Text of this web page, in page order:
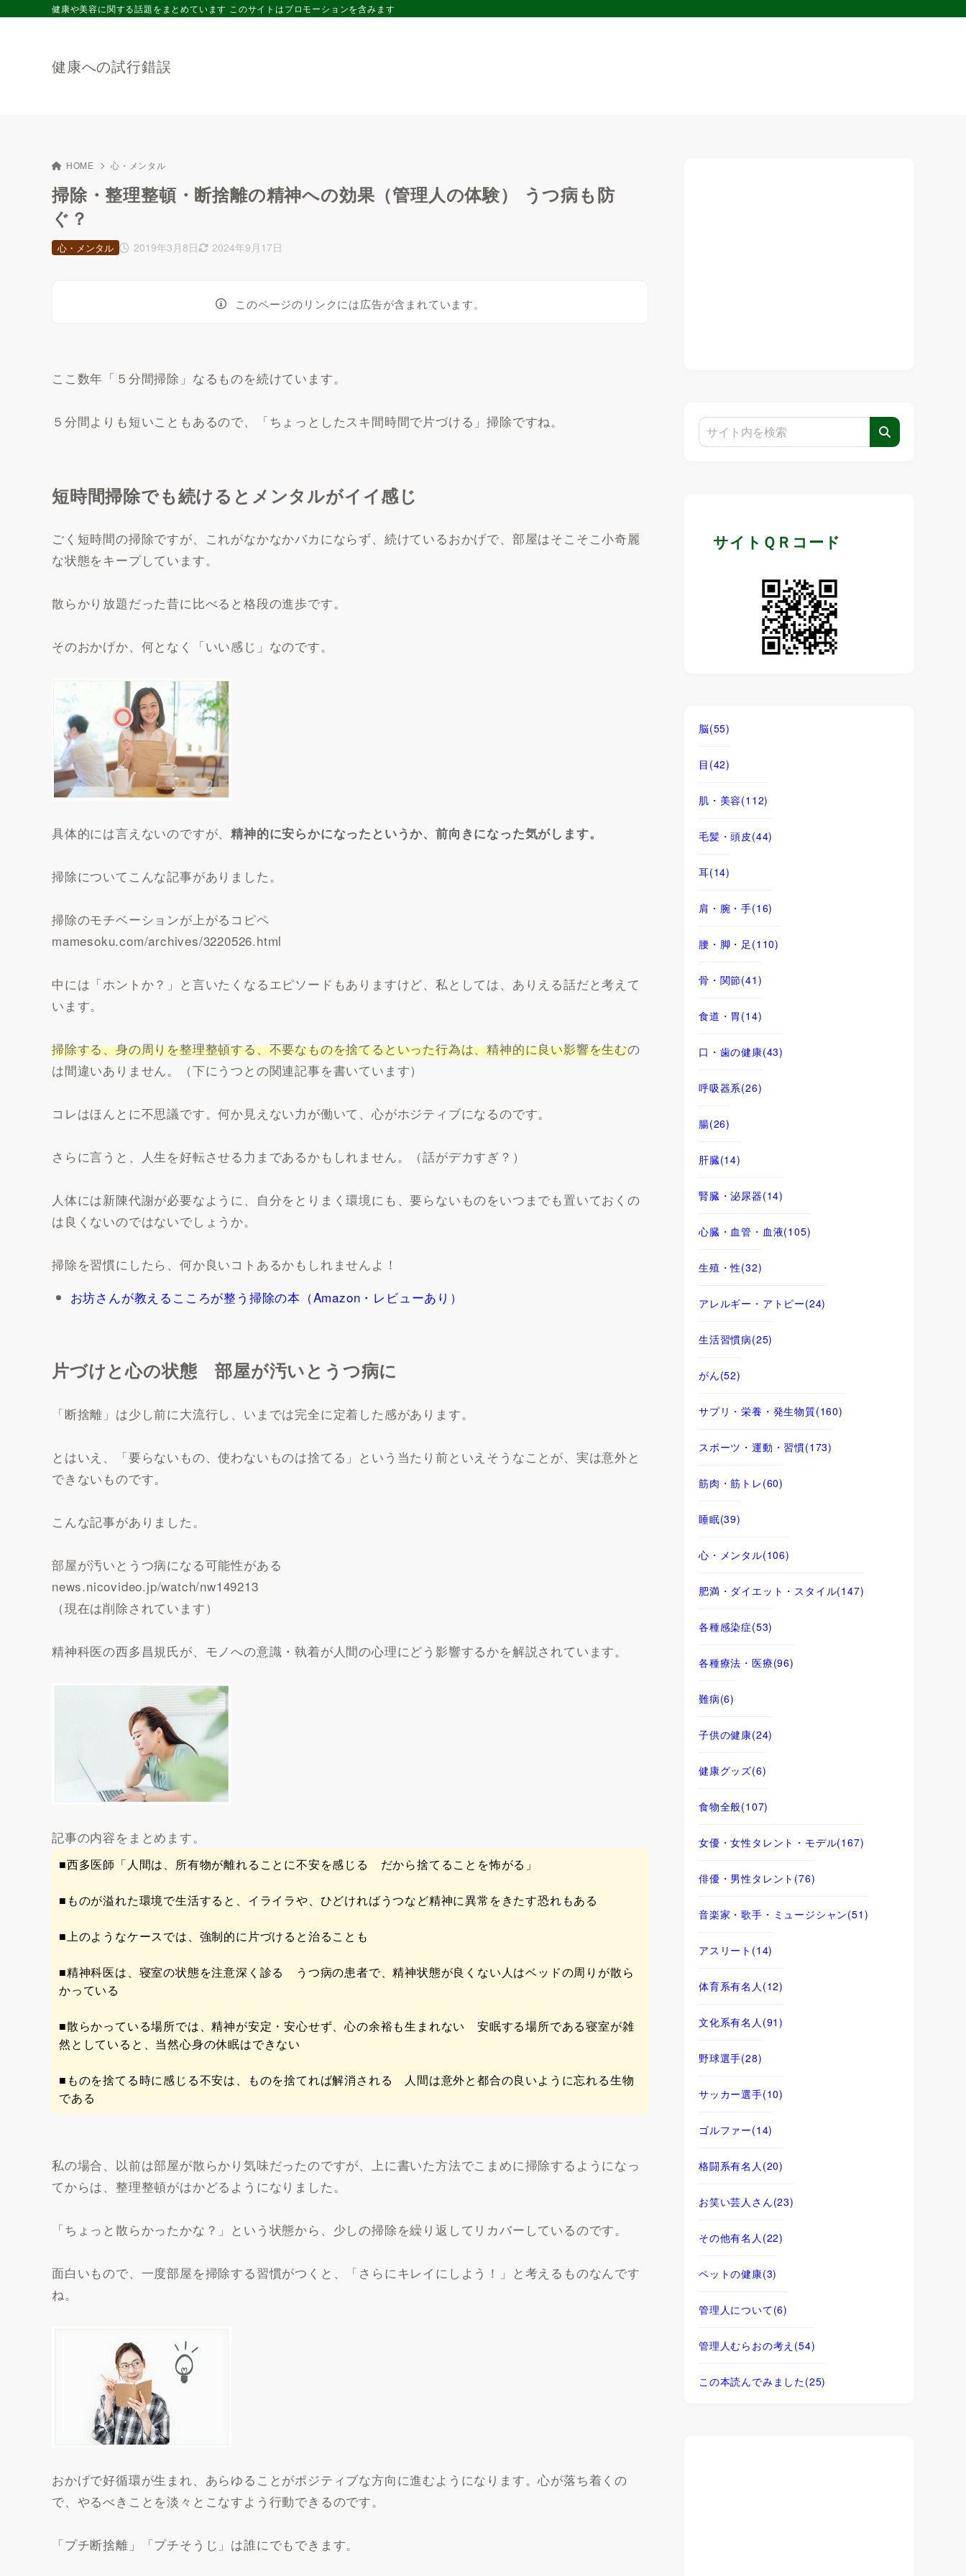
健康への試行錯誤
健康や美容に関する話題をまとめています このサイトはプロモーションを含みます
HOME 心・メンタル
掃除・整理整頓・断捨離の精神への効果（管理人の体験） うつ病も防
ぐ？
2019年3月8日 2024年9月17日
心・メンタル
このページのリンクには広告が含まれています。
ここ数年「５分間掃除」なるものを続けています。
５分間よりも短いこともあるので、「ちょっとしたスキ間時間で片づける」掃除ですね。
短時間掃除でも続けるとメンタルがイイ感じ
ごく短時間の掃除ですが、これがなかなかバカにならず、続けているおかげで、部屋はそこそこ小奇麗
な状態をキープしています。
散らかり放題だった昔に比べると格段の進歩です。
そのおかげか、何となく「いい感じ」なのです。
具体的には言えないのですが、精神的に安らかになったというか、前向きになった気がします。
掃除についてこんな記事がありました。
掃除のモチベーションが上がるコピペ
mamesoku.com/archives/3220526.html
中には「ホントか？」と言いたくなるエピソードもありますけど、私としては、ありえる話だと考えて
います。
掃除する、身の周りを整理整頓する、不要なものを捨てるといった行為は、精神的に良い影響を生むの
は間違いありません。（下にうつとの関連記事を書いています）
コレはほんとに不思議です。何か見えない力が働いて、心がホジティブになるのです。
さらに言うと、人生を好転させる力まであるかもしれません。（話がデカすぎ？）
人体には新陳代謝が必要なように、自分をとりまく環境にも、要らないものをいつまでも置いておくの
は良くないのではないでしょうか。
掃除を習慣にしたら、何か良いコトあるかもしれませんよ！
お坊さんが教えるこころが整う掃除の本（Amazon・レビューあり）
片づけと心の状態 部屋が汚いとうつ病に
「断捨離」は少し前に大流行し、いまでは完全に定着した感があります。
とはいえ、「要らないもの、使わないものは捨てる」という当たり前といえそうなことが、実は意外と
できないものです。
こんな記事がありました。
部屋が汚いとうつ病になる可能性がある
news.nicovideo.jp/watch/nw149213
（現在は削除されています）
精神科医の西多昌規氏が、モノへの意識・執着が人間の心理にどう影響するかを解説されています。
記事の内容をまとめます。
■西多医師「人間は、所有物が離れることに不安を感じる だから捨てることを怖がる」
■ものが溢れた環境で生活すると、イライラや、ひどければうつなど精神に異常をきたす恐れもある
■上のようなケースでは、強制的に片づけると治ることも
■精神科医は、寝室の状態を注意深く診る うつ病の患者で、精神状態が良くない人はベッドの周りが散ら
かっている
■散らかっている場所では、精神が安定・安心せず、心の余裕も生まれない 安眠する場所である寝室が雑
然としていると、当然心身の休眠はできない
■ものを捨てる時に感じる不安は、ものを捨てれば解消される 人間は意外と都合の良いように忘れる生物
である
私の場合、以前は部屋が散らかり気味だったのですが、上に書いた方法でこまめに掃除するようになっ
てからは、整理整頓がはかどるようになりました。
「ちょっと散らかったかな？」という状態から、少しの掃除を繰り返してリカバーしているのです。
面白いもので、一度部屋を掃除する習慣がつくと、「さらにキレイにしよう！」と考えるものなんです
ね。
おかげで好循環が生まれ、あらゆることがポジティブな方向に進むようになります。心が落ち着くの
で、やるべきことを淡々とこなすよう行動できるのです。
「プチ断捨離」「プチそうじ」は誰にでもできます。
サイトＱＲコード
脳(55)
目 (42)
肌・美容(112)
毛髪・頭皮(44)
耳(14)
肩・腕・手(16)
腰・脚・足 (110)
骨・関節(41)
食道・胃 (14)
口・歯の健康(43)
呼吸器系(26)
腸(26)
肝臓(14)
腎臓・泌尿器(14)
心臓・血管・血液(105)
生殖・性(32)
アレルギー・アトピー(24)
生活習慣病(25)
がん(52)
サプリ・栄養・発生物質(160)
スポーツ・運動・習慣(173)
筋肉・筋トレ(60)
睡眠(39)
心・メンタル(106)
肥満・ダイエット・スタイル(147)
各種感染症(53)
各種療法・医療(96)
難病(6)
子供の健康(24)
健康グッズ(6)
食物全般(107)
女優・女性タレント・モデル(167)
俳優・男性タレント (76)
音楽家・歌手・ミュージシャン(51)
アスリート (14)
体育系有名人 (12)
文化系有名人 (91)
野球選手(28)
サッカー選手(10)
ゴルファー(14)
格闘系有名人 (20)
お笑い芸人さん(23)
その他有名人 (22)
ペットの健康(3)
管理人について(6)
管理人むらおの考え (54)
この本読んでみました(25)